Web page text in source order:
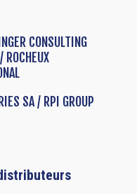
CONSULTING
ROCHEUX
SA / RPI GROUP